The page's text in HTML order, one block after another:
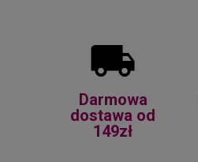
Darmowa
dostawa od
149zł